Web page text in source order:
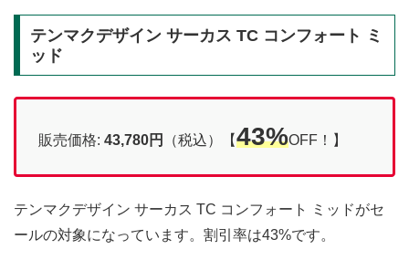
テンマクデザイン サーカス TC コンフォート ミ
ッド
販売価格: 43,780円 （税込）【43%OFF！】
テンマクデザイン サーカス TC コンフォート ミッドがセ
ールの対象になっています。割引率は43%です。